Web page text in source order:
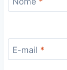
E-mail *